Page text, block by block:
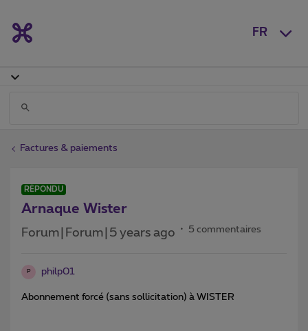
FR
Factures & paiements
RÉPONDU
Arnaque Wister
Forum|Forum|5 years ago 5 commentaires
P philp01
Abonnement forcé (sans sollicitation) à WISTER